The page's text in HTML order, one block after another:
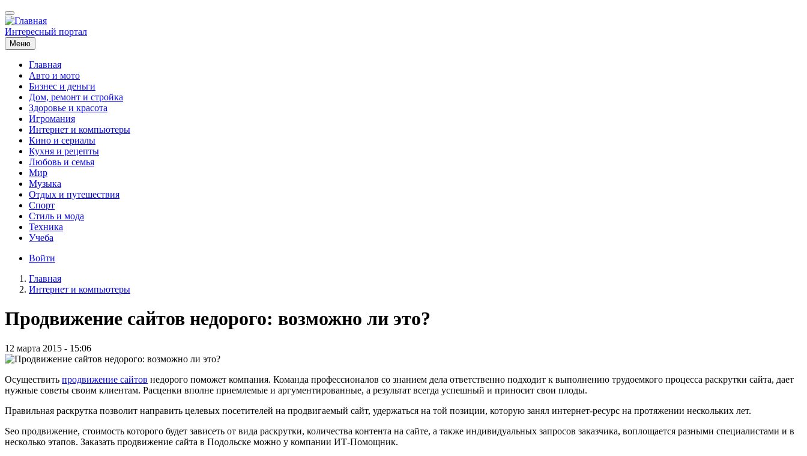
Перейти
к
основному
содержанию
Интересный портал
Меню
Основная
навигация
Главная
Авто и мото
Бизнес и деньги
Дом, ремонт и стройка
Здоровье и красота
Игромания
Интернет и компьютеры
Кино и сериалы
Кухня и рецепты
Любовь и семья
Мир
Музыка
Отдых и путешествия
Спорт
Стиль и мода
Техника
Учеба
Меню
записи
пользователя
Войти
Строка
навигации
Главная
Интернет и компьютеры
Продвижение сайтов недорого: возможно ли это?
12 марта 2015 - 15:06
Осуществить продвижение сайтов недорого поможет компания. Команда профессионалов со знанием дела ответственно подходит к выполнению трудоемкого процесса раскрутки сайта, дает
нужные советы своим клиентам. Расценки вполне приемлемые и аргументированные, а результат всегда успешный и приносит свои плоды.
Правильная раскрутка позволит направить целевых посетителей на продвигаемый сайт, удержаться на той позиции, которую занял интернет-ресурс на протяжении нескольких лет.
Seo продвижение, стоимость которого будет зависеть от вида раскрутки, количества контента на сайте, а также индивидуальных запросов заказчика, воплощается разными специалистами и в
несколько этапов. Заказать продвижение сайта в Подольске можно у компании ИТ-Помощник.